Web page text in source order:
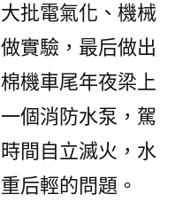
批電氣化、機械
實驗，最后做出
機車尾年夜梁上
個消防水泵，駕
間自立滅火，水
后輕的問題。